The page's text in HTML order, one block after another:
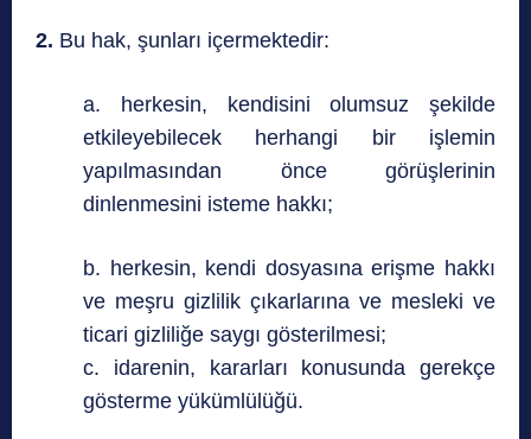
2. Bu hak, şunları içermektedir:
a. herkesin, kendisini olumsuz şekilde
etkileyebilecek herhangi bir işlemin
yapılmasından önce görüşlerinin
dinlenmesini isteme hakkı;
b. herkesin, kendi dosyasına erişme hakkı
ve meşru gizlilik çıkarlarına ve mesleki ve
ticari gizliliğe saygı gösterilmesi;
c. idarenin, kararları konusunda gerekçe
gösterme yükümlülüğü.